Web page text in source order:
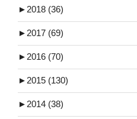
► 2018 (36)
► 2017 (69)
► 2016 (70)
► 2015 (130)
► 2014 (38)